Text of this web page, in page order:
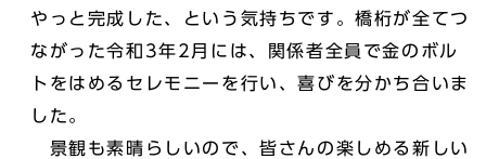
やっと完成した、という気持ちです。橋桁が全てつ
ながった令和3年2月には、関係者全員で金のボル
トをはめるセレモニーを行い、喜びを分かち合いま
した。
景観も素晴らしいので、皆さんの楽しめる新しい